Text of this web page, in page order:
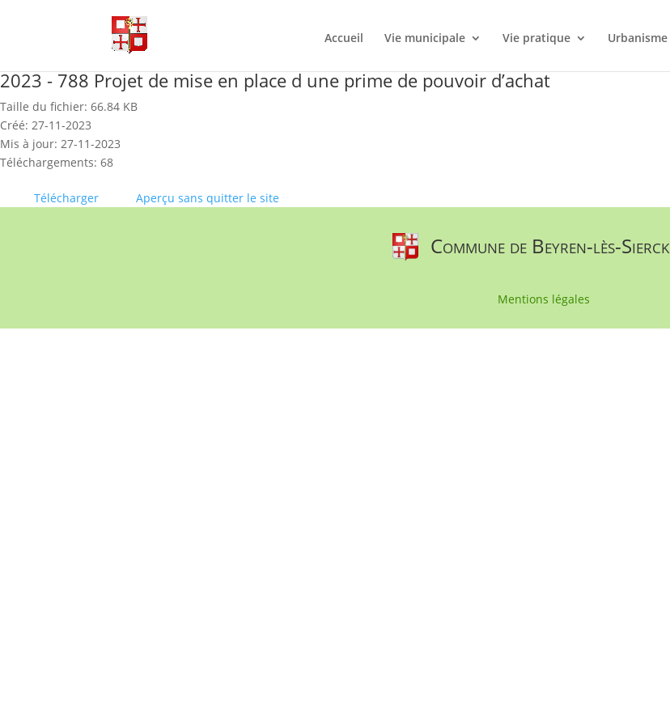
Accueil Vie municipale Vie pratique Urbanisme
2023 - 788 Projet de mise en place d une prime de pouvoir d’achat
Taille du fichier: 66.84 KB
Créé: 27-11-2023
Mis à jour: 27-11-2023
Téléchargements: 68
Télécharger Aperçu sans quitter le site
Commune de Beyren-lès-Sierck
Mentions légales